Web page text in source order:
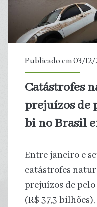
quase
da
Publicado em 03/
Catástrofes
prejuízos de
bi no Brasil
Entre janeiro e
catástrofes
prejuízos de pelo
(R$ 37,3